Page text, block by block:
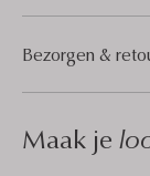
Bezorgen &
Maak je